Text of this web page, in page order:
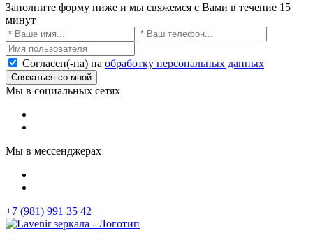
Заполните форму ниже и мы свяжемся с Вами в течение 15
минут
Согласен(-на) на обработку персональных данных
Связаться со мной
Мы в социальных сетях
Мы в мессенджерах
+7 (981) 991 35 42